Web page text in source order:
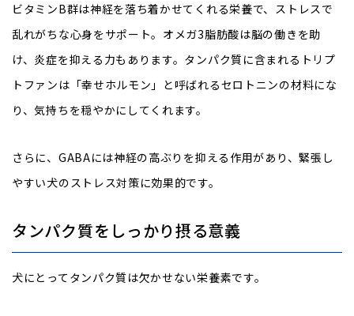
ビタミンB群は神経を落ち着かせてくれる栄養で、ストレスで
乱れがちな心身をサポート。オメガ3脂肪酸は脳の働きを助
け、炎症を抑える力もあります。タンパク質に含まれるトリプ
トファンは「幸せホルモン」と呼ばれるセロトニンの材料にな
り、気持ちを穏やかにしてくれます。
さらに、GABAには神経の高ぶりを抑える作用があり、緊張し
やすい犬のストレス対策に効果的です。
タンパク質をしっかり摂る意義
犬にとってタンパク質は欠かせない栄養素です。